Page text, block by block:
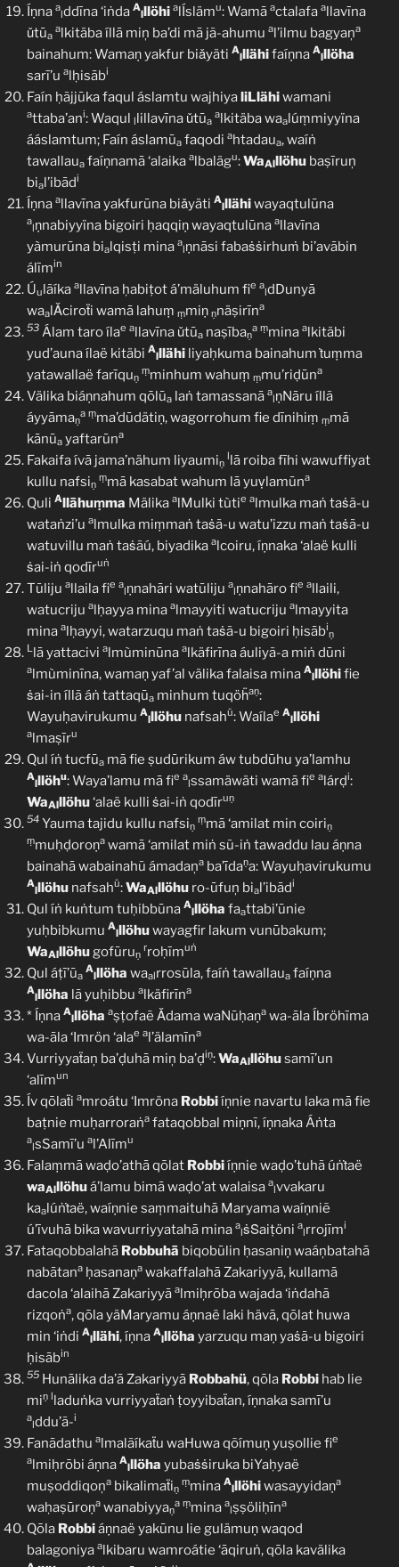
Íṇna a
lddīna ‘iṅda A
lllöhi alÍslämu: Wamā actalafa allavīna
ǔtūa
alkitäba íllā miņ ba’di mā jã-ahumu al’ilmu bagyaņa
bainahum: Wamaṇ yakfur biǎyäti A
lllähifaíṇna A
lllöha
sarī’u alḥisābi
Faín ḥãjjūka faqul áslamtu wajhiyaliLlähiwamani
attaba’ani: Waqul llillavīna ǔtūa
alkitäba waalúṃmiyyïna
ááslamtum; Faín áslamūa faqodi ahtadaua, waíṅ
tawallaua faíṇnamā ‘alaika albalägu:WaAlllöhu baṣīruņ
bial’ibādi
Íṇna allavīna yakfurūna biǎyäti A
lllähiwayaqtulūna
a
lṇnabiyyïna bigoiri ḥaqqiṇ wayaqtulūna allavīna
yàmurūna bialqisṭi mina a
lṇnāsi fabaṡṡirhuṁ bi’avābin
álīmin
Úulãíka allavīna ḥabiṭot á’mäluhum fie a
ldDunyā
waalǍciroẗi wamā lahuṃ ṃmiṇ ṇnäṣirīna
53 Álam taro ílae allavīna ǔtūa naṣībaṇ
a ṃmina alkitäbi
yud’auna ílaë kitäbi A
lllähi liyaḥkuma bainahum ṫuṃma
yatawallaë farīquṇ
ṃminhum wahuṃ ṃmu’riḍūna
Välika biáṇnahum qōlūa laṅ tamassanā a
lṇNāru íllã
áyyāmaṇ
a ṃma’dūdätiṇ, wagorrohum fie dīnihiṃ ṃmā
kānūa yaftarūna
Fakaifa ívā jama’nähum liyaumiṇ
llā roiba fīhi wawuffiyat
kullu nafsiṇ
ṃmā kasabat wahum lā yuṿlamūna
Quli Allāhuṃma Mälika alMulki tùtie almulka maṅ taṡã-u
wataṅzi’u almulka miṃmaṅ taṡã-u watu’izzu maṅ taṡã-u
watuvillu maṅ taṡãú, biyadika alcoiru, íṇnaka ‘alaë kulli
ṡai-iṅ qodīruṅ
Tūliju allaila fie a
lṇnahāri watūliju a
lṇnahāro fie allaili,
watucriju alḥayya mina almayyiti watucriju almayyita
mina alḥayyi, watarzuqu maṅ taṡã-u bigoiri ḥisābi
ṇ
Llā yattacivi almùminūna alkäfirīna áuliyã-a miṅ dūni
almùminīna, wamaṇ yaf’al välika falaisa mina A
lllöhifie
ṡai-in íllã áṅ tattaqūa minhum tuqöḧaṇ:
Wayuḥavirukumu A
lllöhu nafsahü: Waílae A
lllöhi
almaṣīru
Qul íṅ tucfūa mā fie ṣudūrikum áw tubdūhu ya’lamhu
A
lllöhu: Waya’lamu mā fie a
lssamäwäti wamā fie alárḍi:
WaAlllöhu‘alaë kulli ṡai-iṅ qodīruṇ
54 Yauma tajidu kullu nafsiṇ
ṃmā ‘amilat min coiriṇ
ṃmuḥḍoroṇa wamā ‘amilat miṅ sũ-iṅ tawaddu lau áṇna
bainahā wabainahũ ámadaņa ba’īdaṇa: Wayuḥavirukumu
A
lllöhu nafsahü:WaAlllöhu ro-ūfuņ bial’ibādi
Qul íṅ kuṅtum tuḥibbūna A
lllöha faattabi’ūnie
yuḥbibkumu A
lllöhuwayagfir lakum vunūbakum;
WaAlllöhugofūruṇ
rroḥīmuṅ
Qul áṭī’ūa
A
lllöha waalrrosūla, faíṅ tawallaua faíṇna
A
lllöha lā yuḥibbu alkäfirīna
* Íṇna A
lllöha aṣṭofaẽ Ǎdama waNūḥaṇa wa-āla Íbröhīma
wa-āla ‘Imrön ‘alae al’älamīna
Vurriyyaẗaņ ba’ḍuhā miņ ba’ḍiṇ:WaAlllöhusamī’un
‘alīmun
Ív qōlaẗi amroátu ‘Imröna Robbiíṇnie navartu laka mā fie
baṭnie muḥarroraṅa fataqobbal miṇnĩ, íṇnaka Áṅta
a
lsSamī’u al’Alīmu
Falaṃmā waḍo’athā qōlat Robbiíṇnie waḍo’tuhã úṅṫaë
waAlllöhuá’lamu bimā waḍo’at walaisa a
lvvakaru
kaalúṅṫaë, waíṇnie saṃmaituhā Maryama waíṇniẽ
ú’īvuhā bika wavurriyyatahā mina a
lṡṠaiṭöni a
lrrojīmi
Fataqobbalahā Robbuhā biqobūlin ḥasaniṇ waáņbatahā
nabātana ḥasanaṇa wakaffalahā Zakariyyā, kullamā
dacola ‘alaihā Zakariyyā almiḥrōba wajada ‘iṅdahā
rizqoṅa, qōla yäMaryamu áṇnaë laki hävā, qōlat huwa
min ‘iṅdi A
lllähi, íṇna A
lllöha yarzuqu maṇ yaṡã-u bigoiri
ḥisābin
55 Hunālika da’ā Zakariyyā Robbahü, qōla Robbi hab lie
miṇ lladuṅka vurriyyaẗaṅ ṭoyyibaẗan, íṇnaka samī’u
a
lddu’ã-i
Fanādathu almalãíkaẗu waHuwa qõímuṇ yuṣollie fie
almiḥrōbi áṇna A
lllöha yubaṡṡiruka biYaḥyaë
muṣoddiqoņa bikalimaẗiṇ
ṃmina A
lllöhiwasayyidaṇa
waḥaṣūroṇa wanabiyyaṇ
a ṃmina a
lṣṣöliḥīna
Qōla Robbiáṇnaë yakūnu lie gulämuṇ waqod
balagoniya alkibaru wamroátie ‘āqiruṅ, qōla kavälika